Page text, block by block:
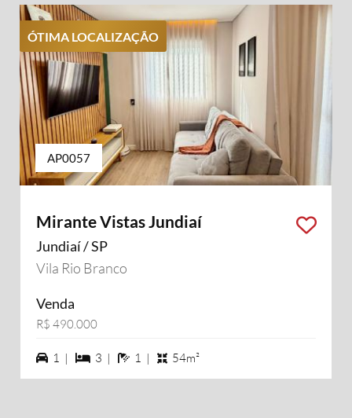
ÓTIMA LOCALIZAÇÃO
AP0057
Mirante Vistas Jundiaí
Jundiaí / SP
Vila Rio Branco
Venda
R$ 490.000
1 vagas na garagem
1 | 3 dormiórios
3 | 1 banheiros
1 | 54m²